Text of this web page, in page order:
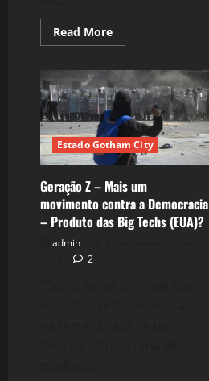
Read MoreRead
more
cenário
Político
de
2025
e
as
projeções
para
A
Reeleição
de
LuLa!
Estado Gotham City
Geração Z – Mais um
movimento contra a Democracia
– Produto das Big Techs (EUA)?
admin
2